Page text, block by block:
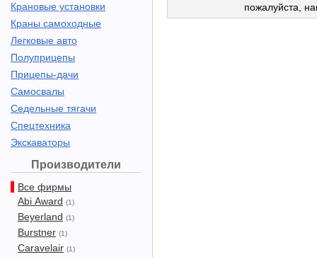
Крановые установки
Краны самоходные
Легковые авто
Полуприцепы
Прицепы-дачи
Самосвалы
Седельные тягачи
Спецтехника
Экскаваторы
Производители
Все фирмы
Abi Award (1)
Beyerland (1)
Burstner (1)
Caravelair (1)
пожалуйста,